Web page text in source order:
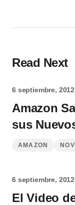
Read Next
6 septiembre, 2012
Amazon
sus
AMAZON
6 septiembre, 2012
El Video